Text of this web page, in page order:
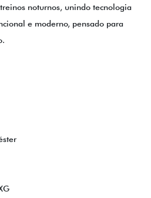
noturnos, unindo tecnologia
e moderno, pensado para